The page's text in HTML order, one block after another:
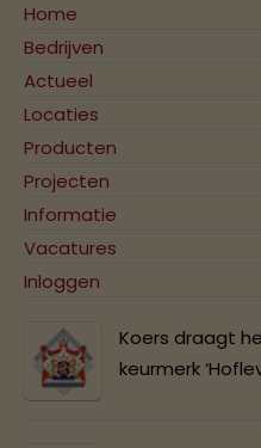
Home
Bedrijven
Actueel
Locaties
Producten
Projecten
Informatie
Vacatures
Inloggen
Koers draagt
keurmerk